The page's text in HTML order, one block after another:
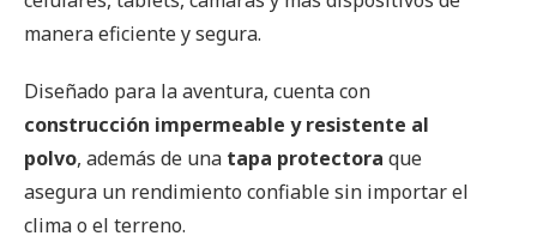
manera eficiente y segura.
Diseñado para la aventura, cuenta con
construcción impermeable y resistente al
polvo, además de una tapa protectora que
asegura un rendimiento confiable sin importar el
clima o el terreno.